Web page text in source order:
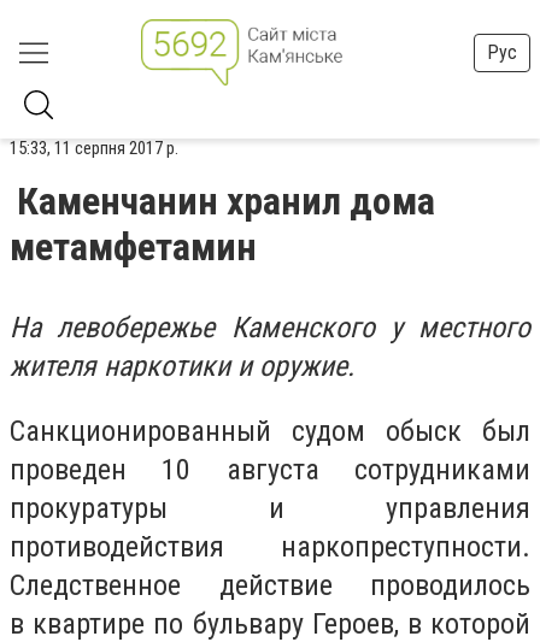
Рус
15:33, 11 серпня 2017 р.
Каменчанин хранил дома
метамфетамин
На левобережье Каменского у местного
жителя наркотики и оружие.
Санкционированный судом обыск был
проведен 10 августа сотрудниками
прокуратуры и управления
противодействия наркопреступности.
Следственное действие проводилось
в квартире по бульвару Героев, в которой